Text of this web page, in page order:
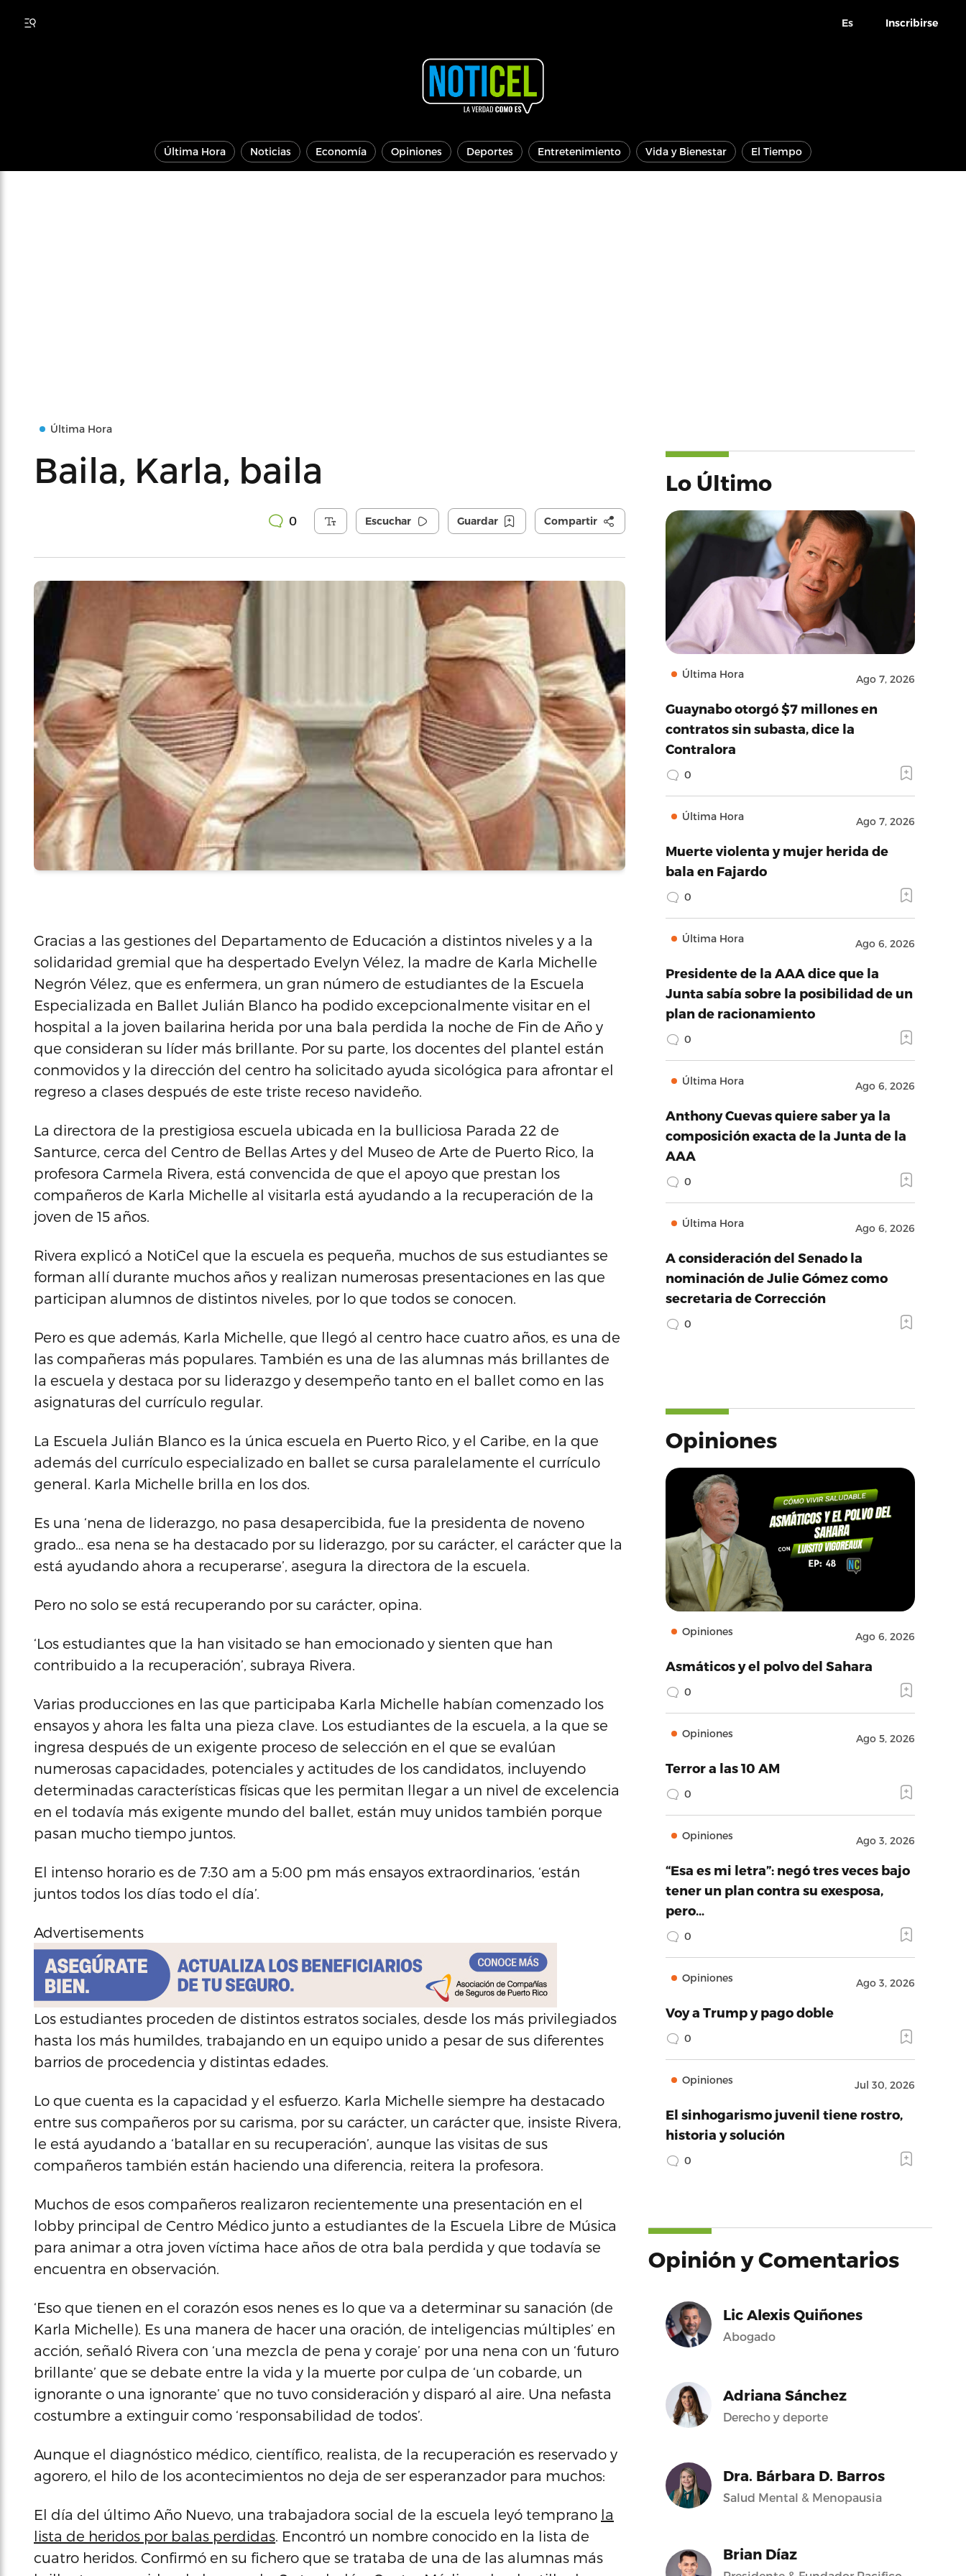
Es Inscribirse
Última Hora Noticias Economía Opiniones Deportes Entretenimiento Vida y Bienestar El Tiempo
Última Hora
Baila, Karla, baila
0 Escuchar Guardar Compartir
Gracias a las gestiones del Departamento de Educación a distintos niveles y a la
solidaridad gremial que ha despertado Evelyn Vélez, la madre de Karla Michelle
Negrón Vélez, que es enfermera, un gran número de estudiantes de la Escuela
Especializada en Ballet Julián Blanco ha podido excepcionalmente visitar en el
hospital a la joven bailarina herida por una bala perdida la noche de Fin de Año y
que consideran su líder más brillante. Por su parte, los docentes del plantel están
conmovidos y la dirección del centro ha solicitado ayuda sicológica para afrontar el
regreso a clases después de este triste receso navideño.
La directora de la prestigiosa escuela ubicada en la bulliciosa Parada 22 de
Santurce, cerca del Centro de Bellas Artes y del Museo de Arte de Puerto Rico, la
profesora Carmela Rivera, está convencida de que el apoyo que prestan los
compañeros de Karla Michelle al visitarla está ayudando a la recuperación de la
joven de 15 años.
Rivera explicó a NotiCel que la escuela es pequeña, muchos de sus estudiantes se
forman allí durante muchos años y realizan numerosas presentaciones en las que
participan alumnos de distintos niveles, por lo que todos se conocen.
Pero es que además, Karla Michelle, que llegó al centro hace cuatro años, es una de
las compañeras más populares. También es una de las alumnas más brillantes de
la escuela y destaca por su liderazgo y desempeño tanto en el ballet como en las
asignaturas del currículo regular.
La Escuela Julián Blanco es la única escuela en Puerto Rico, y el Caribe, en la que
además del currículo especializado en ballet se cursa paralelamente el currículo
general. Karla Michelle brilla en los dos.
Es una ‘nena de liderazgo, no pasa desapercibida, fue la presidenta de noveno
grado… esa nena se ha destacado por su liderazgo, por su carácter, el carácter que la
está ayudando ahora a recuperarse’, asegura la directora de la escuela.
Pero no solo se está recuperando por su carácter, opina.
‘Los estudiantes que la han visitado se han emocionado y sienten que han
contribuido a la recuperación’, subraya Rivera.
Varias producciones en las que participaba Karla Michelle habían comenzado los
ensayos y ahora les falta una pieza clave. Los estudiantes de la escuela, a la que se
ingresa después de un exigente proceso de selección en el que se evalúan
numerosas capacidades, potenciales y actitudes de los candidatos, incluyendo
determinadas características físicas que les permitan llegar a un nivel de excelencia
en el todavía más exigente mundo del ballet, están muy unidos también porque
pasan mucho tiempo juntos.
El intenso horario es de 7:30 am a 5:00 pm más ensayos extraordinarios, ‘están
juntos todos los días todo el día’.
Advertisements
Los estudiantes proceden de distintos estratos sociales, desde los más privilegiados
hasta los más humildes, trabajando en un equipo unido a pesar de sus diferentes
barrios de procedencia y distintas edades.
Lo que cuenta es la capacidad y el esfuerzo. Karla Michelle siempre ha destacado
entre sus compañeros por su carisma, por su carácter, un carácter que, insiste Rivera,
le está ayudando a ‘batallar en su recuperación’, aunque las visitas de sus
compañeros también están haciendo una diferencia, reitera la profesora.
Muchos de esos compañeros realizaron recientemente una presentación en el
lobby principal de Centro Médico junto a estudiantes de la Escuela Libre de Música
para animar a otra joven víctima hace años de otra bala perdida y que todavía se
encuentra en observación.
‘Eso que tienen en el corazón esos nenes es lo que va a determinar su sanación (de
Karla Michelle). Es una manera de hacer una oración, de inteligencias múltiples’ en
acción, señaló Rivera con ‘una mezcla de pena y coraje’ por una nena con un ‘futuro
brillante’ que se debate entre la vida y la muerte por culpa de ‘un cobarde, un
ignorante o una ignorante’ que no tuvo consideración y disparó al aire. Una nefasta
costumbre a extinguir como ‘responsabilidad de todos’.
Aunque el diagnóstico médico, científico, realista, de la recuperación es reservado y
agorero, el hilo de los acontecimientos no deja de ser esperanzador para muchos:
El día del último Año Nuevo, una trabajadora social de la escuela leyó temprano la
lista de heridos por balas perdidas. Encontró un nombre conocido en la lista de
cuatro heridos. Confirmó en su fichero que se trataba de una de las alumnas más
Lo Último
Última Hora Ago 7, 2026
Guaynabo otorgó $7 millones en
contratos sin subasta, dice la
Contralora
0
Última Hora Ago 7, 2026
Muerte violenta y mujer herida de
bala en Fajardo
0
Última Hora Ago 6, 2026
Presidente de la AAA dice que la
Junta sabía sobre la posibilidad de un
plan de racionamiento
0
Última Hora Ago 6, 2026
Anthony Cuevas quiere saber ya la
composición exacta de la Junta de la
AAA
0
Última Hora Ago 6, 2026
A consideración del Senado la
nominación de Julie Gómez como
secretaria de Corrección
0
Opiniones
Opiniones Ago 6, 2026
Asmáticos y el polvo del Sahara
0
Opiniones Ago 5, 2026
Terror a las 10 AM
0
Opiniones Ago 3, 2026
“Esa es mi letra”: negó tres veces bajo
tener un plan contra su exesposa,
pero…
0
Opiniones Ago 3, 2026
Voy a Trump y pago doble
0
Opiniones Jul 30, 2026
El sinhogarismo juvenil tiene rostro,
historia y solución
0
Opinión y Comentarios
Lic Alexis Quiñones
Abogado
Adriana Sánchez
Derecho y deporte
Dra. Bárbara D. Barros
Salud Mental & Menopausia
Brian Díaz